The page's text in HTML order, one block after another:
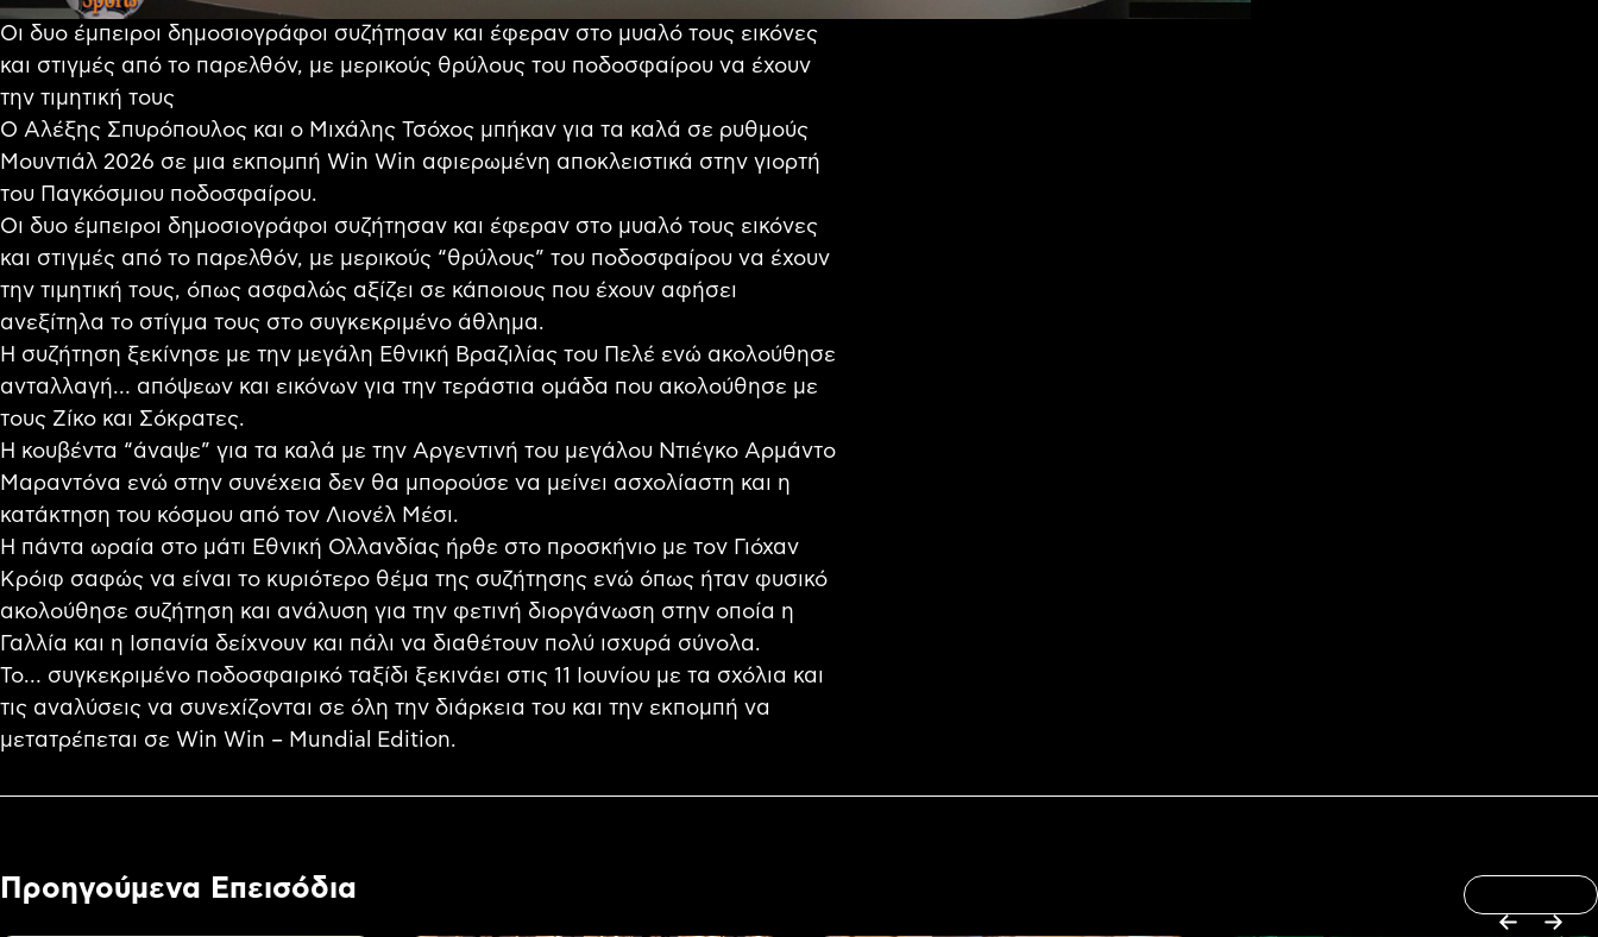
Οι δυο έμπειροι δημοσιογράφοι συζήτησαν και έφεραν στο μυαλό τους εικόνες
και στιγμές από το παρελθόν, με μερικούς θρύλους του ποδοσφαίρου να έχουν
την τιμητική τους
Ο Αλέξης Σπυρόπουλος και ο Μιχάλης Τσόχος μπήκαν για τα καλά σε ρυθμούς
Μουντιάλ 2026 σε μια εκπομπή Win Win αφιερωμένη αποκλειστικά στην γιορτή
του Παγκόσμιου ποδοσφαίρου.
Οι δυο έμπειροι δημοσιογράφοι συζήτησαν και έφεραν στο μυαλό τους εικόνες
και στιγμές από το παρελθόν, με μερικούς “θρύλους” του ποδοσφαίρου να έχουν
την τιμητική τους, όπως ασφαλώς αξίζει σε κάποιους που έχουν αφήσει
ανεξίτηλα το στίγμα τους στο συγκεκριμένο άθλημα.
Η συζήτηση ξεκίνησε με την μεγάλη Εθνική Βραζιλίας του Πελέ ενώ ακολούθησε
ανταλλαγή… απόψεων και εικόνων για την τεράστια ομάδα που ακολούθησε με
τους Ζίκο και Σόκρατες.
Η κουβέντα “άναψε” για τα καλά με την Αργεντινή του μεγάλου Ντιέγκο Αρμάντο
Μαραντόνα ενώ στην συνέχεια δεν θα μπορούσε να μείνει ασχολίαστη και η
κατάκτηση του κόσμου από τον Λιονέλ Μέσι.
Η πάντα ωραία στο μάτι Εθνική Ολλανδίας ήρθε στο προσκήνιο με τον Γιόχαν
Κρόιφ σαφώς να είναι το κυριότερο θέμα της συζήτησης ενώ όπως ήταν φυσικό
ακολούθησε συζήτηση και ανάλυση για την φετινή διοργάνωση στην οποία η
Γαλλία και η Ισπανία δείχνουν και πάλι να διαθέτουν πολύ ισχυρά σύνολα.
Το… συγκεκριμένο ποδοσφαιρικό ταξίδι ξεκινάει στις 11 Ιουνίου με τα σχόλια και
τις αναλύσεις να συνεχίζονται σε όλη την διάρκεια του και την εκπομπή να
μετατρέπεται σε Win Win – Mundial Edition.
Προηγούμενα Επεισόδια